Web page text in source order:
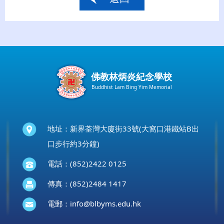
佛教林炳炎紀念學校
Buddhist Lam Bing Yim Memorial
地址：新界荃灣大廈街33號(大窩口港鐵站B出
口步行約3分鐘)
電話：(852)2422 0125
傳真：(852)2484 1417
電郵： info@blbyms.edu.hk